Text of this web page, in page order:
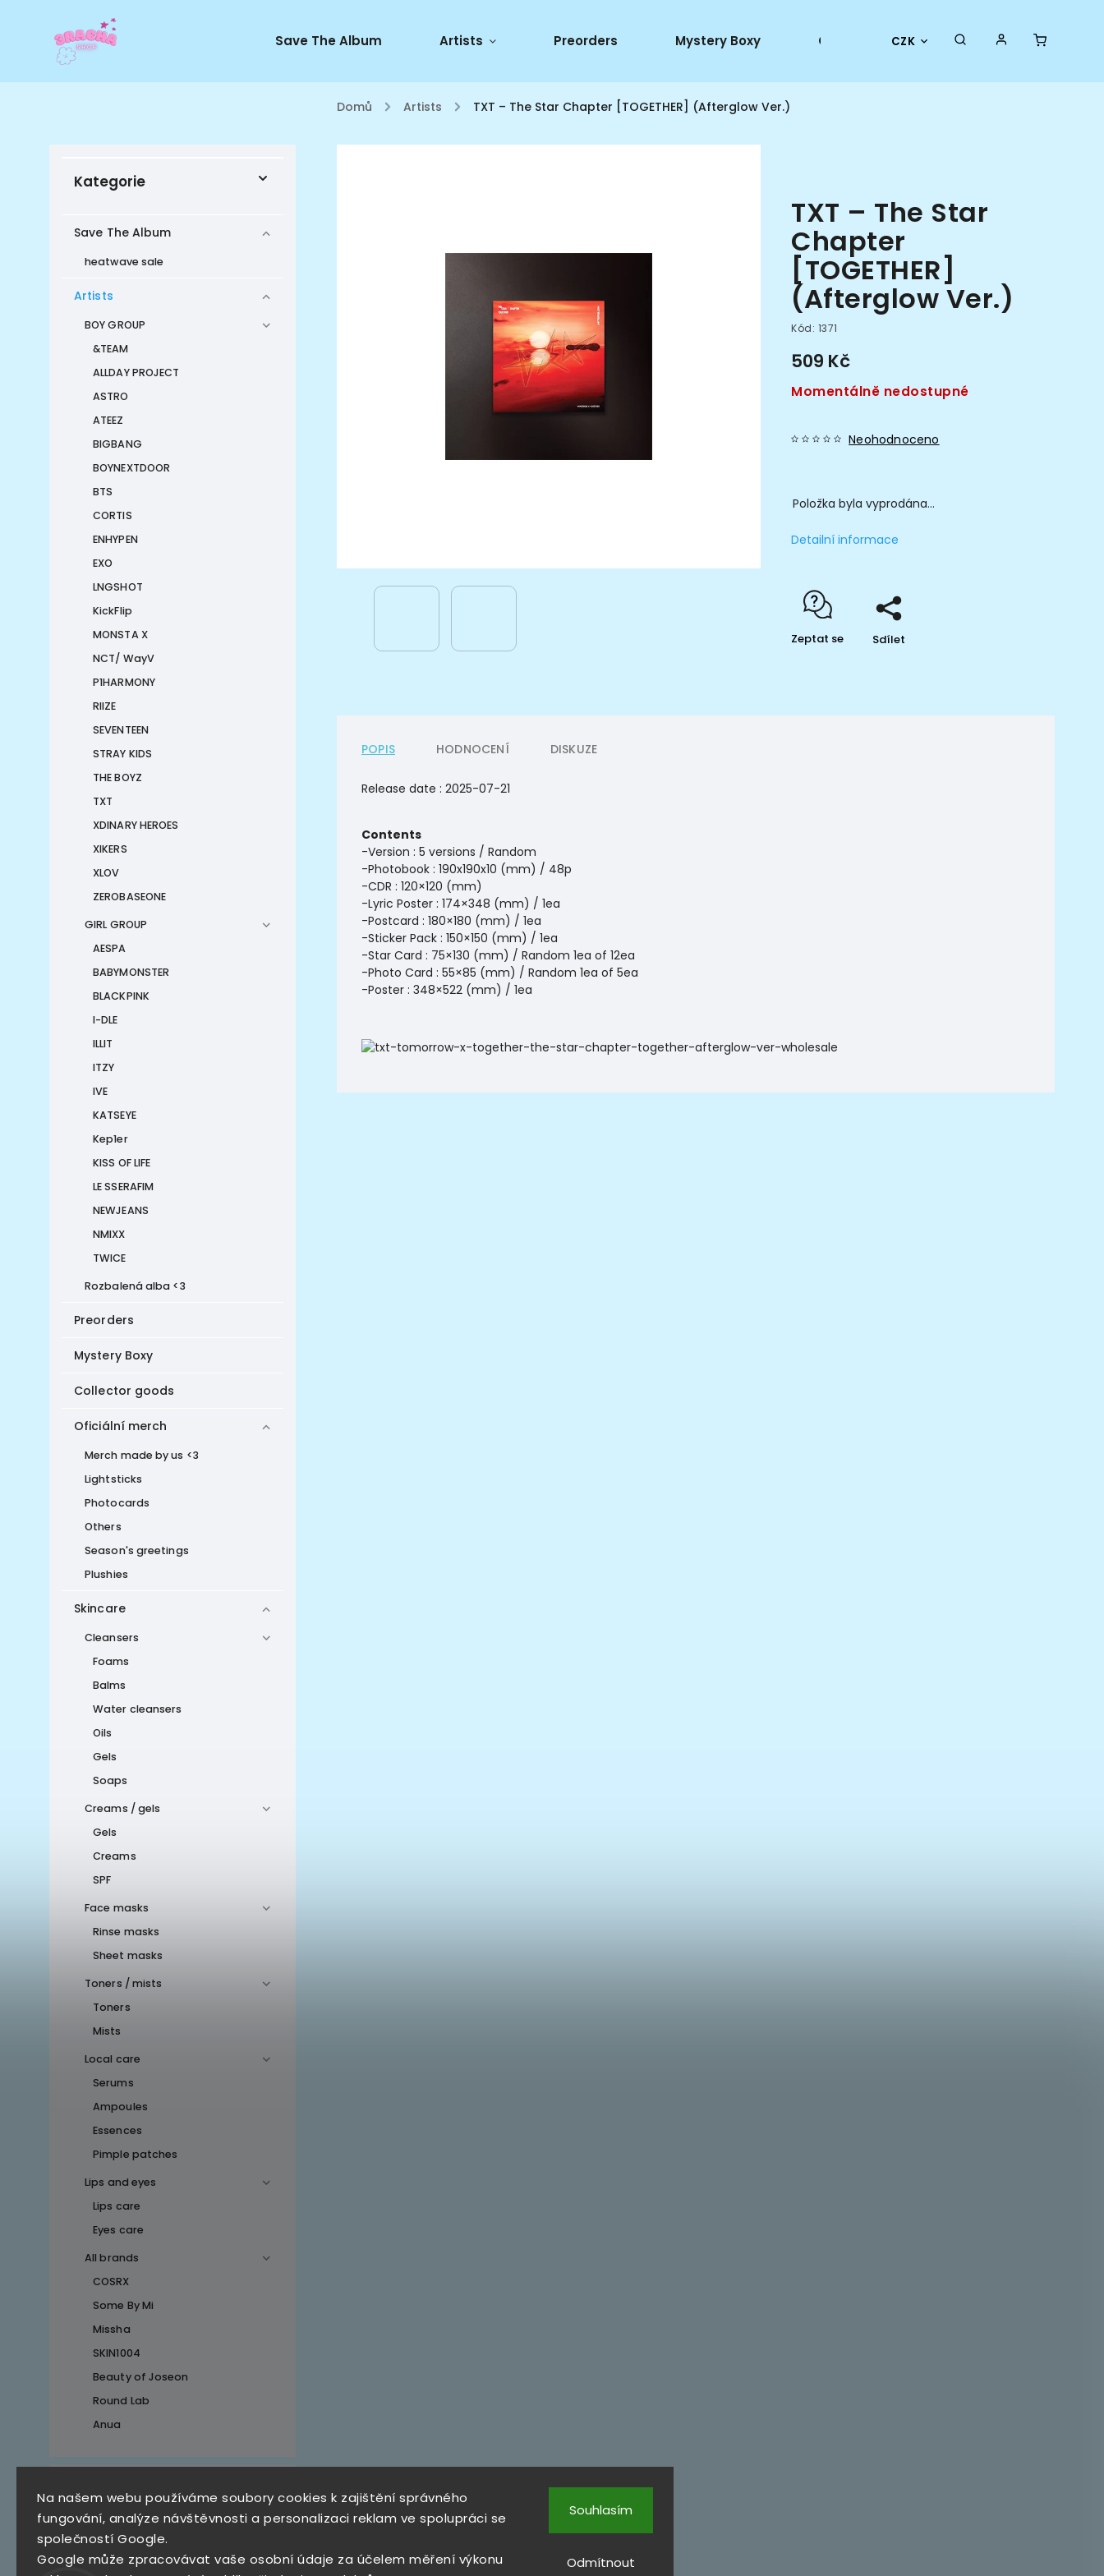
Na našem webu používáme soubory cookies k zajištění správného
fungování, analýze návštěvnosti a personalizaci reklam ve spolupráci se
společností Google.
Google může zpracovávat vaše osobní údaje za účelem měření výkonu
Odmítnout
Souhlasím
CZK
Save The Album Artists Preorders Mystery Boxy Collector goods Oficiální merch
Domů / Artists / TXT – The Star Chapter [TOGETHER] (Afterglow Ver.)
Kategorie
Save The Album
heatwave sale
Artists
BOY GROUP
&TEAM
ALLDAY PROJECT
ASTRO
ATEEZ
BIGBANG
BOYNEXTDOOR
BTS
CORTIS
ENHYPEN
EXO
LNGSHOT
KickFlip
MONSTA X
NCT/ WayV
P1HARMONY
RIIZE
SEVENTEEN
STRAY KIDS
THE BOYZ
TXT
XDINARY HEROES
XIKERS
XLOV
ZEROBASEONE
GIRL GROUP
AESPA
BABYMONSTER
BLACKPINK
I-DLE
ILLIT
ITZY
IVE
KATSEYE
Kep1er
KISS OF LIFE
LE SSERAFIM
NEWJEANS
NMIXX
TWICE
Rozbalená alba <3
Preorders
Mystery Boxy
Collector goods
Oficiální merch
Merch made by us <3
Lightsticks
Photocards
Others
Season's greetings
Plushies
Skincare
Cleansers
Foams
Balms
Water cleansers
Oils
Gels
Soaps
Creams / gels
Gels
Creams
SPF
Face masks
Rinse masks
Sheet masks
Toners / mists
Toners
Mists
Local care
Serums
Ampoules
Essences
Pimple patches
Lips and eyes
Lips care
Eyes care
All brands
COSRX
Some By Mi
Missha
SKIN1004
Beauty of Joseon
Round Lab
Anua
Top 10 produktů
SKZ Mystery Box
790 Kč
TXT – The Star
Chapter
[TOGETHER]
(Afterglow Ver.)
Kód: 1371
509 Kč
Momentálně nedostupné
Neohodnoceno
Položka byla vyprodána…
Detailní informace
Zeptat se Sdílet
POPIS HODNOCENÍ DISKUZE
Release date : 2025-07-21
Contents
-Version : 5 versions / Random
-Photobook : 190x190x10 (mm) / 48p
-CDR : 120×120 (mm)
-Lyric Poster : 174×348 (mm) / 1ea
-Postcard : 180×180 (mm) / 1ea
-Sticker Pack : 150×150 (mm) / 1ea
-Star Card : 75×130 (mm) / Random 1ea of 12ea
-Photo Card : 55×85 (mm) / Random 1ea of 5ea
-Poster : 348×522 (mm) / 1ea